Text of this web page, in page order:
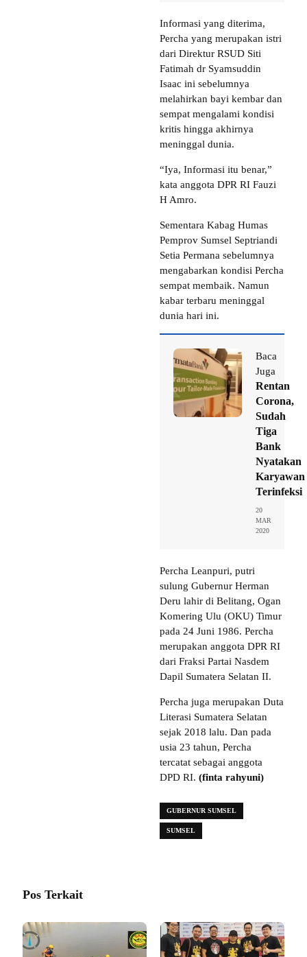
Informasi yang diterima,
Percha yang merupakan istri
dari Direktur RSUD Siti
Fatimah dr Syamsuddin
Isaac ini sebelumnya
melahirkan bayi kembar dan
sempat mengalami kondisi
kritis hingga akhirnya
meninggal dunia.
“Iya, Informasi itu benar,”
kata anggota DPR RI Fauzi
H Amro.
Sementara Kabag Humas
Pemprov Sumsel Septriandi
Setia Permana sebelumnya
mengabarkan kondisi Percha
sempat membaik. Namun
kabar terbaru meninggal
dunia hari ini.
Baca
Juga
Rentan
Corona,
Sudah
Tiga
Bank
Nyatakan
Karyawan
Terinfeksi
20
MAR
2020
Percha Leanpuri, putri
sulung Gubernur Herman
Deru lahir di Belitang, Ogan
Komering Ulu (OKU) Timur
pada 24 Juni 1986. Percha
merupakan anggota DPR RI
dari Fraksi Partai Nasdem
Dapil Sumatera Selatan II.
Percha juga merupakan Duta
Literasi Sumatera Selatan
sejak 2018 lalu. Dan pada
usia 23 tahun, Percha
tercatat sebagai anggota
DPD RI. (finta rahyuni)
GUBERNUR SUMSEL
SUMSEL
Pos Terkait